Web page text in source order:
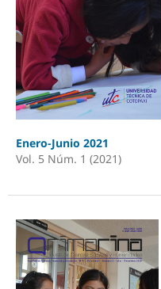
Enero-Junio 2021
Vol. 5 Núm. 1 (2021)